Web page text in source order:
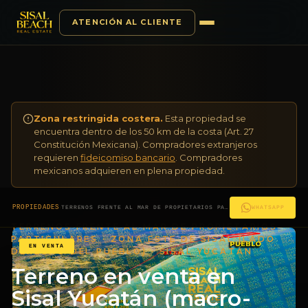
ATENCIÓN AL CLIENTE
Zona restringida costera. Esta propiedad se
encuentra dentro de los 50 km de la costa (Art. 27
Constitución Mexicana). Compradores extranjeros
requieren fideicomiso bancario . Compradores
mexicanos adquieren en plena propiedad.
PROPIEDADES · WHATSAPP
EN VENTA
TERRENOS FRENTE AL MAR DE PROPIETARIOS
PARTICULARES · ZONA ESTE DE SISAL (LADO
DERECHO DEL PUEBLO) · SISAL YUCATÁN
Terreno en venta en
Sisal Yucatán (macro-